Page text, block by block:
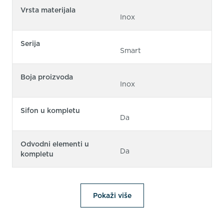
Vrsta materijala
Inox
Serija
Smart
Boja proizvoda
Inox
Sifon u kompletu
Da
Odvodni elementi u
kompletu
Da
Pokaži više